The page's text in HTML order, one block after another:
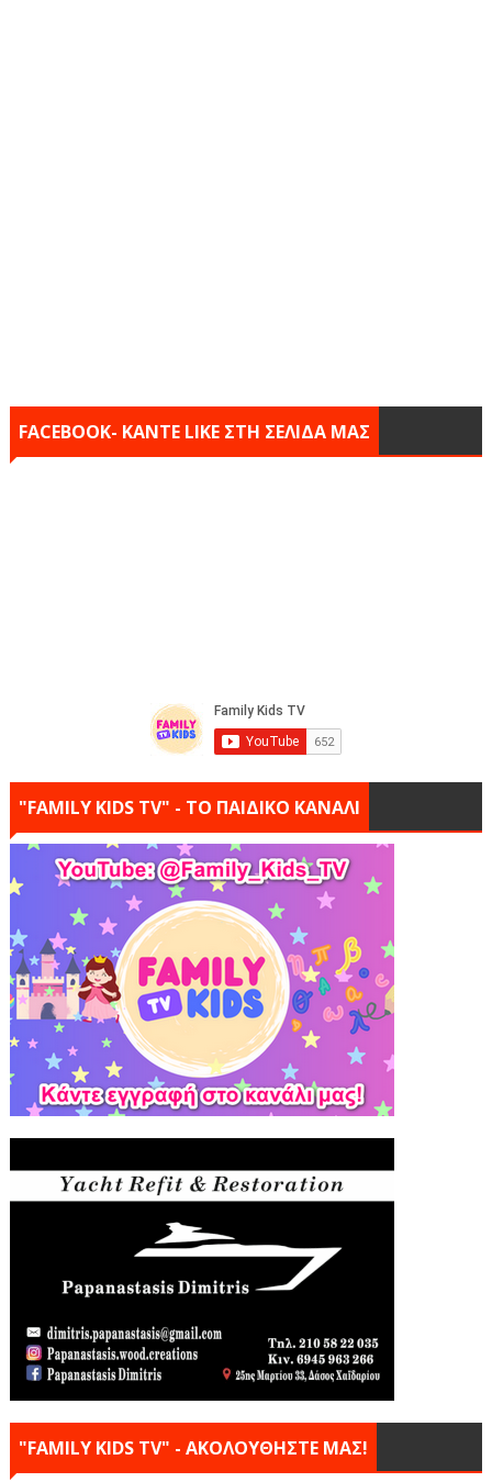
FACEBOOK- KANTE LIKE ΣΤΗ ΣΕΛΙΔΑ ΜΑΣ
"FAMILY KIDS TV" - ΤΟ ΠΑΙΔΙΚΟ ΚΑΝΑΛΙ
"FAMILY KIDS TV" - ΑΚΟΛΟΥΘΗΣΤΕ ΜΑΣ!